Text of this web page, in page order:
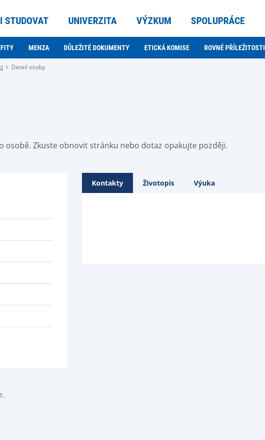
STUDOVAT UNIVERZITA VÝZKUM SPOLUPRÁCE
MENZA DŮLEŽITÉ DOKUMENTY ETICKÁ KOMISE ROVNÉ PŘÍLEŽITOSTI
Detail osoby
osobě. Zkuste obnovit stránku nebo dotaz opakujte později.
Kontakty Životopis Výuka